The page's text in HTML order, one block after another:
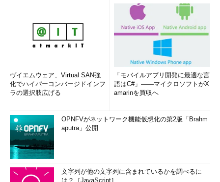
ヴイエムウェア、Virtual SAN強
化でハイパーコンバージドインフ
ラの選択肢広げる
「モバイルアプリ開発に最適な言
語はC#」――マイクロソフトがX
amarinを買収へ
OPNFVがネットワーク機能仮想化の第2版「Brahm
aputra」公開
文字列が他の文字列に含まれているかを調べるに
は？［JavaScript］